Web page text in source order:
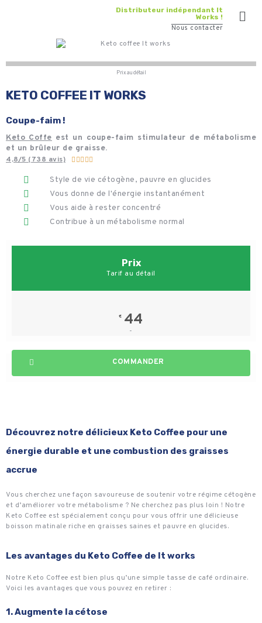
Distributeur indépendant It
Works !
Nous contacter
Prix au détail
KETO COFFEE IT WORKS
Coupe-faim !
Keto Coffe est un coupe-faim stimulateur de métabolisme
et un brûleur de graisse.
4,8/5 (738 avis)   
Style de vie cétogène, pauvre en glucides
Vous donne de l'énergie instantanément
Vous aide à rester concentré
Contribue à un métabolisme normal
Prix
Tarif au détail
€ 44
-
COMMANDER
Découvrez notre délicieux Keto Coffee pour une
énergie durable et une combustion des graisses
accrue
Vous cherchez une façon savoureuse de soutenir votre régime cétogène
et d’améliorer votre métabolisme ? Ne cherchez pas plus loin ! Notre
Keto Coffee est spécialement conçu pour vous offrir une délicieuse
boisson matinale riche en graisses saines et pauvre en glucides.
Les avantages du Keto Coffee de It works
Notre Keto Coffee est bien plus qu’une simple tasse de café ordinaire.
Voici les avantages que vous pouvez en retirer :
1. Augmente la cétose